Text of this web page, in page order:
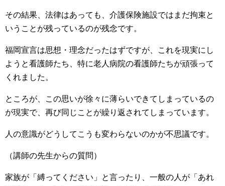
その結果、法律はあっても、介護保険施設ではまだ拘束と
いうことが残っているのが残念です。
福岡宣言は思想・理念だったはずですが、これを現実にし
ようと看護師たち、特に老人病院の看護師たちが頑張って
くれました。
ところが、この思いが徐々に薄らいできてしまっているの
が現実で、再び同じことが繰り返されてしまっています。
人の意識がどうしてこうも変わらないのかが不思議です。
（講師の先生からの質問）
家族が「縛ってください」と言ったり、一般の人が「あれ